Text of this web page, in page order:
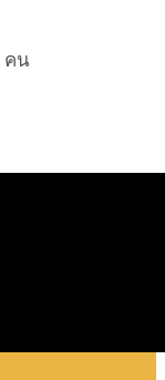
คน